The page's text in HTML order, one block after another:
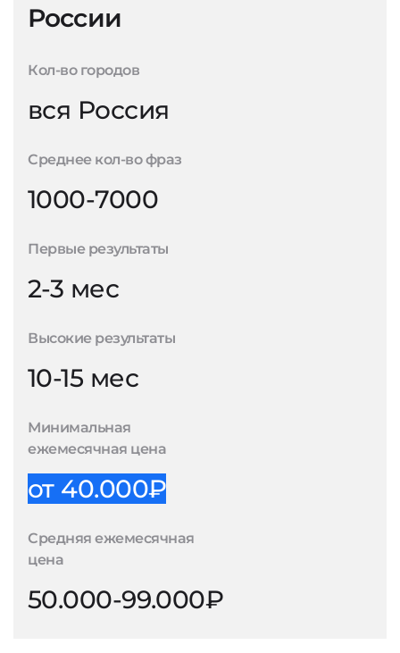
России
Кол-во городов
вся Россия
Среднее кол-во фраз
1000-7000
Первые результаты
2-3 мес
Высокие результаты
10-15 мес
Минимальная
ежемесячная цена
от 40.000₽
Средняя ежемесячная
цена
50.000-99.000₽